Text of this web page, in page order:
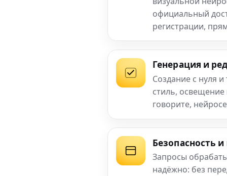
официальный
регистрации,
Генерация и
Создание с нуля
стиль,
говорите,
Безопасность
Запросы
надёжно: без